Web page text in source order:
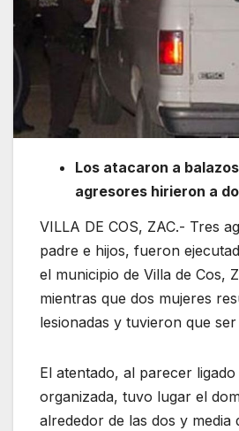
Los atacaron a
agresores hirieron a
VILLA DE COS, ZAC.- Tres
padre e hijos, fueron
el municipio de Villa de Cos,
mientras que dos mujeres
lesionadas y tuvieron que
El atentado, al parecer
organizada, tuvo lugar el
alrededor de las dos y media